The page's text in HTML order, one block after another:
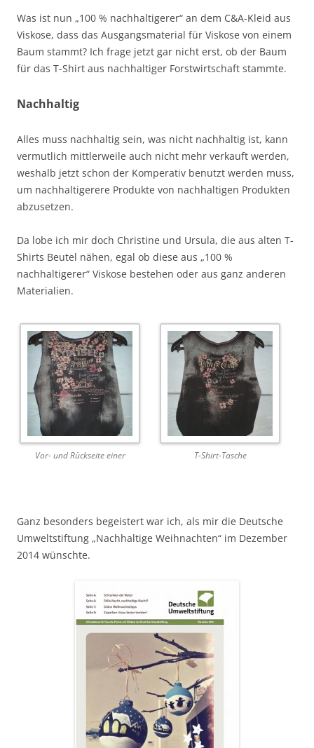
Was ist nun „100 % nachhaltigerer“ an dem C&A-Kleid aus
Viskose, dass das Ausgangsmaterial für Viskose von einem
Baum stammt? Ich frage jetzt gar nicht erst, ob der Baum
für das T-Shirt aus nachhaltiger Forstwirtschaft stammte.
Nachhaltig
Alles muss nachhaltig sein, was nicht nachhaltig ist, kann
vermutlich mittlerweile auch nicht mehr verkauft werden,
weshalb jetzt schon der Komperativ benutzt werden muss,
um nachhaltigerere Produkte von nachhaltigen Produkten
abzusetzen.
Da lobe ich mir doch Christine und Ursula, die aus alten T-
Shirts Beutel nähen, egal ob diese aus „100 %
nachhaltigerer“ Viskose bestehen oder aus ganz anderen
Materialien.
Vor- und Rückseite einer T-Shirt-Tasche
Ganz besonders begeistert war ich, als mir die Deutsche
Umweltstiftung „Nachhaltige Weihnachten“ im Dezember
2014 wünschte.